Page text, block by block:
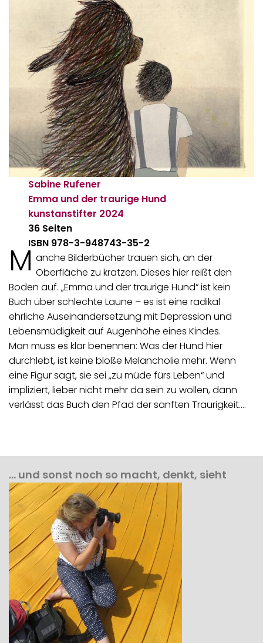
Sabine Rufener
Emma und der traurige Hund
kunstanstifter 2024
36 Seiten
ISBN 978-3-948743-35-2
M anche Bilderbücher trauen sich, an der
Oberfläche zu kratzen. Dieses hier reißt den
Boden auf. „Emma und der traurige Hund“ ist kein
Buch über schlechte Laune – es ist eine radikal
ehrliche Auseinandersetzung mit Depression und
Lebensmüdigkeit auf Augenhöhe eines Kindes.
Man muss es klar benennen: Was der Hund hier
durchlebt, ist keine bloße Melancholie mehr. Wenn
eine Figur sagt, sie sei „zu müde fürs Leben“ und
impliziert, lieber nicht mehr da sein zu wollen, dann
verlässt das Buch den Pfad der sanften Traurigkeit.…
… und sonst noch so macht, denkt, sieht